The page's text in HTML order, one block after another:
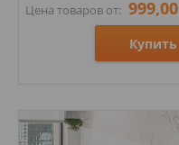
Цена товаров от: 999,00
Купить
Стили: С полосами, волна;
Цвета: